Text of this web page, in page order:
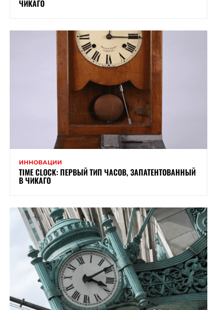
ЧИКАГО
ИННОВАЦИИ
TIME CLOCK: ПЕРВЫЙ ТИП ЧАСОВ, ЗАПАТЕНТОВАННЫЙ
В ЧИКАГО